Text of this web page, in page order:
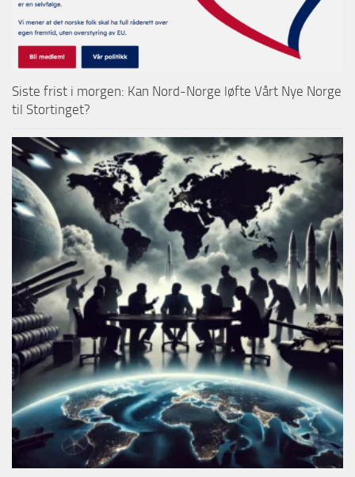
Siste frist i morgen: Kan Nord-Norge løfte Vårt Nye Norge
til Stortinget?